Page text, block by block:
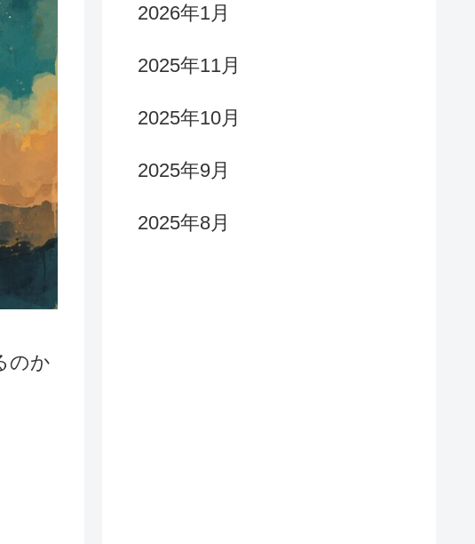
のか
2026年1月
2025年11月
2025年10月
2025年9月
2025年8月